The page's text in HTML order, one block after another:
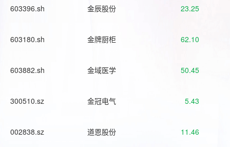
603396.sh 金辰股份 23.25
603180.sh 金牌厨柜 62.10
603882.sh 金域医学 50.45
300510.sz 金冠电气 5.43
002838.sz 道恩股份 11.46